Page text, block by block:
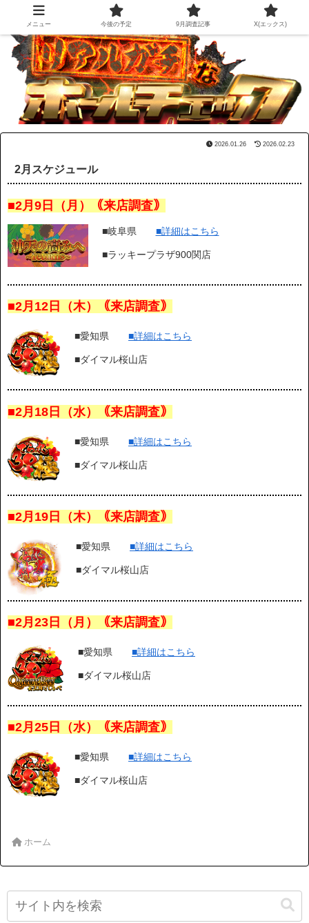
2026.01.26 2026.02.23
2月スケジュール
■2月9日（月）｟来店調査｠
■岐阜県 ■詳細はこちら
■ラッキープラザ900関店
■2月12日（木）｟来店調査｠
■愛知県 ■詳細はこちら
■ダイマル桜山店
■2月18日（水）｟来店調査｠
■愛知県 ■詳細はこちら
■ダイマル桜山店
■2月19日（木）｟来店調査｠
■愛知県 ■詳細はこちら
■ダイマル桜山店
■2月23日（月 ）｟来店調査｠
■愛知県 ■詳細はこちら
■ダイマル桜山店
■2月25日（水）｟来店調査｠
■愛知県 ■詳細はこちら
■ダイマル桜山店
ホーム
メニュー 今後の予定 9月調査記事 X(エックス)